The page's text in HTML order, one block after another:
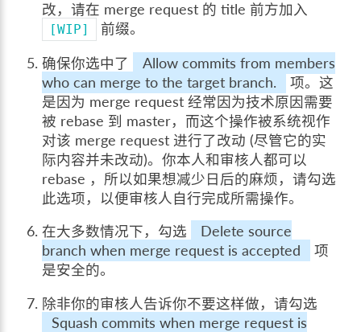
改，请在 merge request 的 title 前方加入
[WIP] 前缀。
确保你选中了
Allow commits from members
who can merge to the target branch.
项。这
是因为 merge request 经常因为技术原因需要
被 rebase 到 master，而这个操作被系统视作
对该 merge request 进行了改动 (尽管它的实
际内容并未改动)。你本人和审核人都可以
rebase ，所以如果想减少日后的麻烦，请勾选
此选项，以便审核人自行完成所需操作。
在大多数情况下，勾选
Delete source
branch when merge request is accepted
项
是安全的。
除非你的审核人告诉你不要这样做，请勾选
Squash commits when merge request is